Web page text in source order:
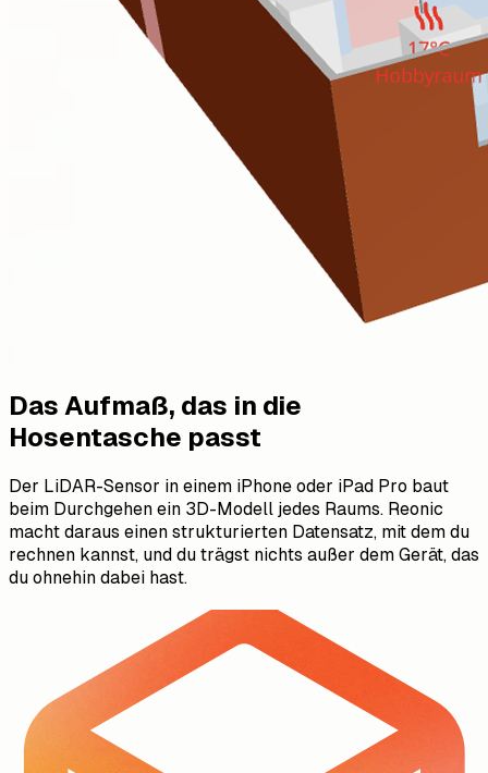
Das Aufmaß, das in die
Hosentasche passt
Der LiDAR-Sensor in einem iPhone oder iPad Pro baut
beim Durchgehen ein 3D-Modell jedes Raums. Reonic
macht daraus einen strukturierten Datensatz, mit dem du
rechnen kannst, und du trägst nichts außer dem Gerät, das
du ohnehin dabei hast.